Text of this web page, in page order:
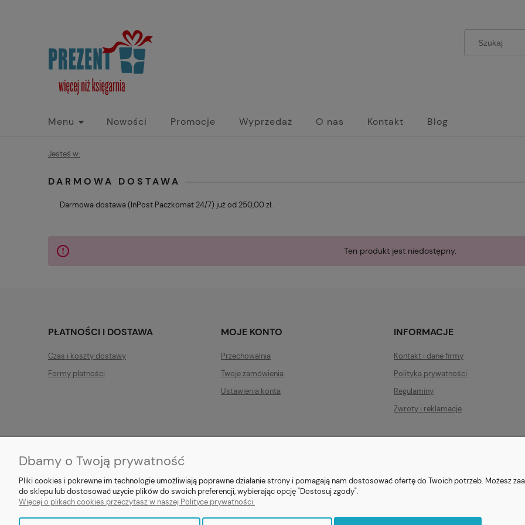
Menu Nowości Promocje Wyprzedaż O nas Kontakt Blog
Jesteś w:
DARMOWA DOSTAWA
Darmowa dostawa (InPost Paczkomat 24/7) już od 250,00 zł.
Ten produkt jest niedostępny.
PŁATNOŚCI I DOSTAWA
Czas i koszty dostawy
Formy płatności
MOJE KONTO
Przechowalnia
Twoje zamówienia
Ustawienia konta
INFORMACJE
Kontakt i dane firmy
Polityka prywatności
Regulaminy
Zwroty i reklamacje
E-prezent.org
Dbamy o Twoją prywatność
Pliki cookies i pokrewne im technologie umożliwiają poprawne działanie strony i pomagają nam dostosować ofertę do Twoich potrzeb. Możesz
do sklepu lub dostosować użycie plików do swoich preferencji, wybierając opcję "Dostosuj zgody".
Więcej o plikach cookies przeczytasz w naszej Polityce prywatności.